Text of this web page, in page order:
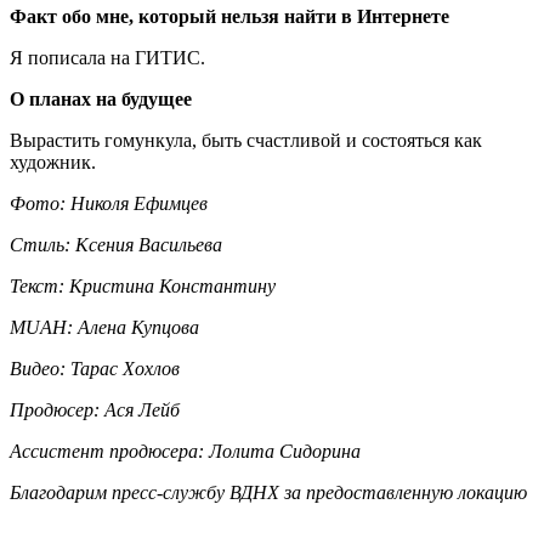
Факт обо мне, который нельзя найти в Интернете
Я пописала на ГИТИС.
О планах на будущее
Вырастить гомункула, быть счастливой и состояться как
художник.
Фото: Николя Ефимцев
Стиль: Ксения Васильева
Текст: Кристина Константину
MUAH: Алена Купцова
Видео: Тарас Хохлов
Продюсер: Ася Лейб
Ассистент продюсера: Лолита Сидорина
Благодарим пресс-службу ВДНХ за предоставленную локацию